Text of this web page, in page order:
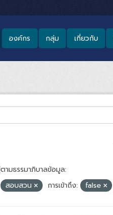
องค์กร กลุ่ม เกี่ยวกับ
ามธรรมาภิบาลข้อมูล:
สอบสวน การเข้าถึง: false